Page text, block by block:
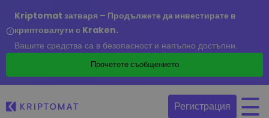
Kriptomat затваря – Продължете да инвестирате в
криптовалути с Kraken.
Вашите средства са в безопасност и напълно достъпни.
Прочетете съобщението
Регистрация